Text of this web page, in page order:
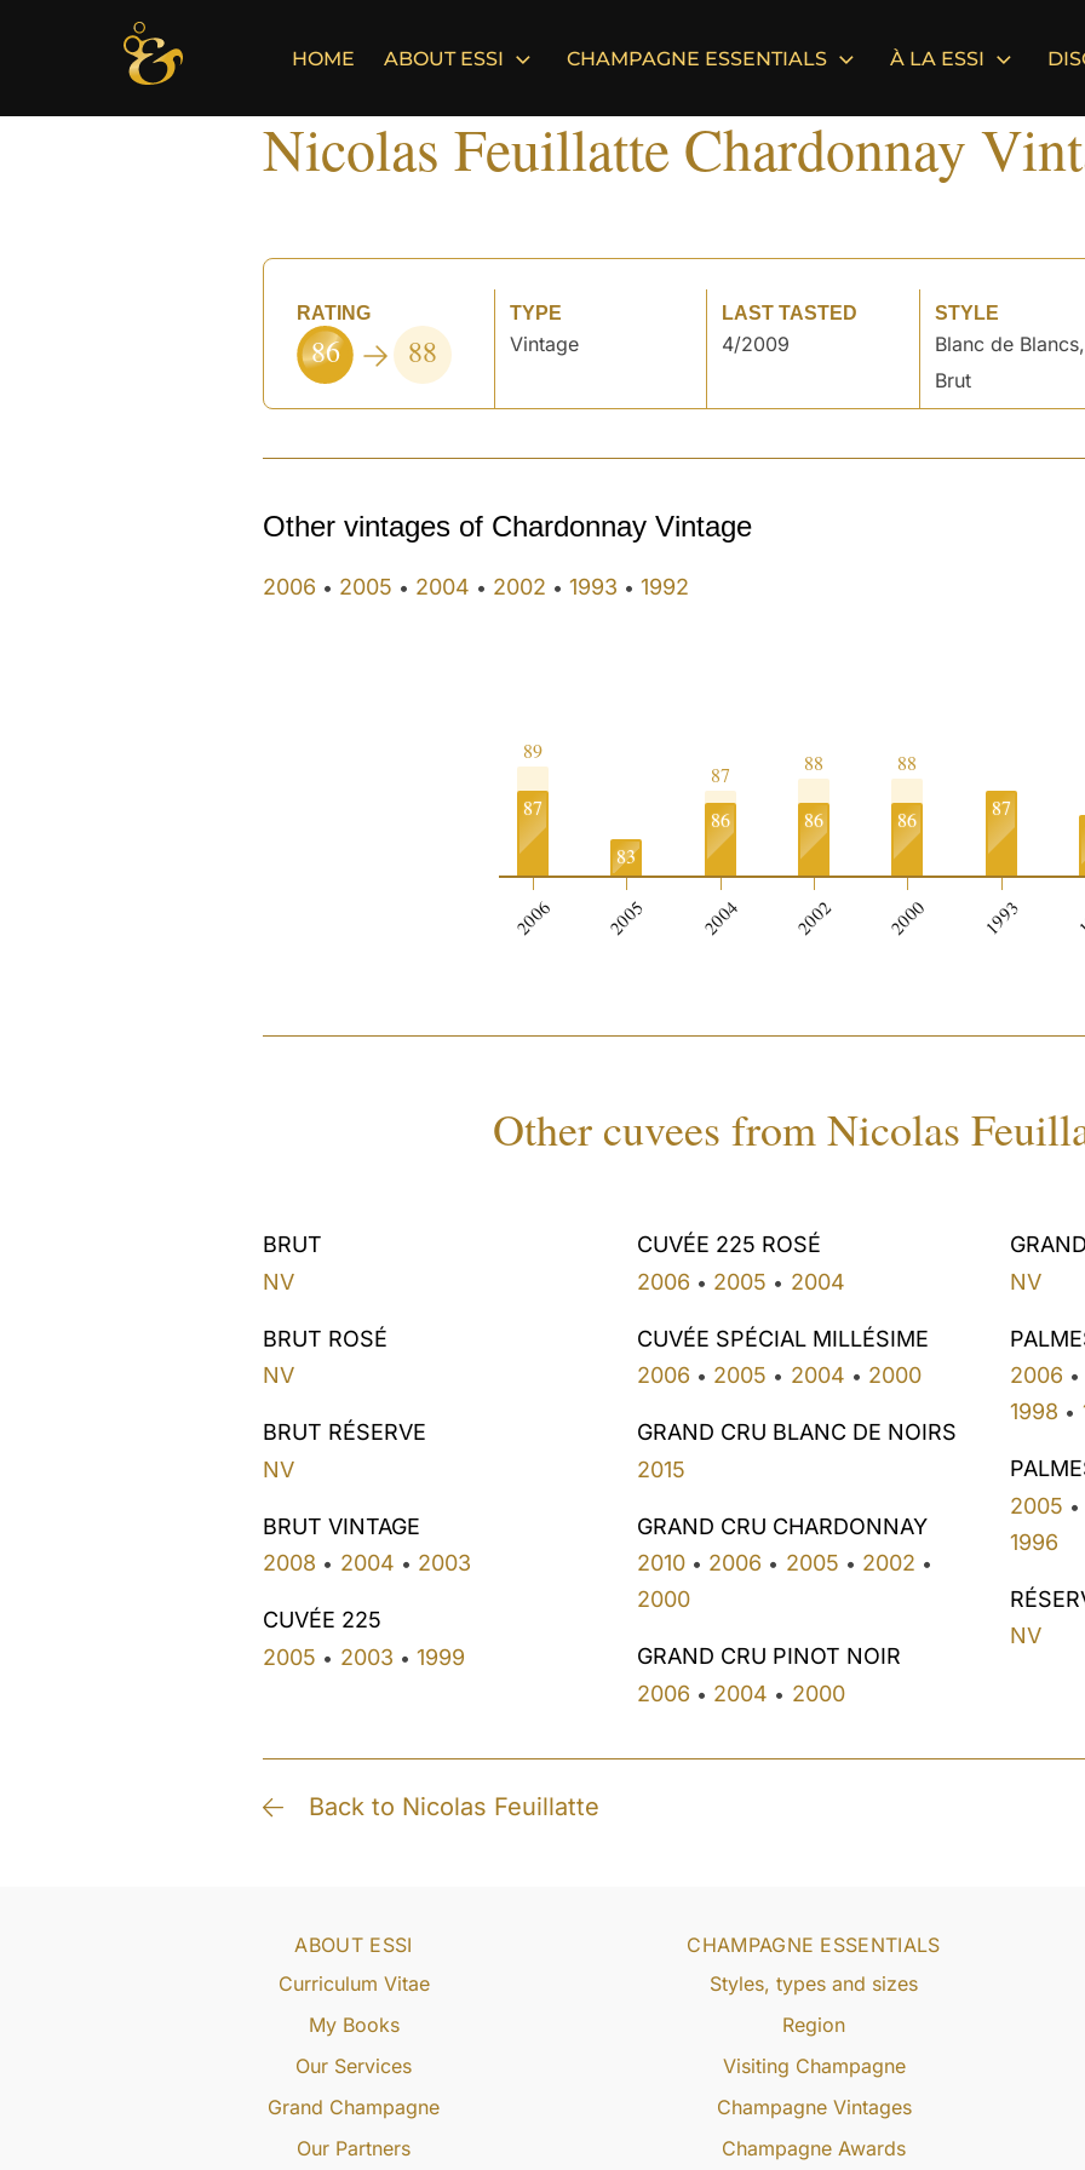
HOME ABOUT ESSI CHAMPAGNE ESSENTIALS À LA ESSI
Nicolas Feuillatte Chardonnay
RATING
86 88
TYPE
Vintage
LAST TASTED
4/2009
STYLE
Blanc de Blancs,
Brut
Other vintages of Chardonnay Vintage
2006 • 2005 • 2004 • 2002 • 1993 • 1992
89
87
2006
83
2005
87
86
2004
88
86
2002
88
86
2000
87
1993
Other cuvees from Nicolas
BRUT
NV
BRUT ROSÉ
NV
BRUT RÉSERVE
NV
BRUT VINTAGE
2008 • 2004 • 2003
CUVÉE 225
2005 • 2003 • 1999
CUVÉE 225 ROSÉ
2006 • 2005 • 2004
CUVÉE SPÉCIAL MILLÉSIME
2006 • 2005 • 2004 • 2000
GRAND CRU BLANC DE NOIRS
2015
GRAND CRU CHARDONNAY
2010• 2006 • 2005 • 2002 •
2000
GRAND CRU PINOT NOIR
2006 • 2004 • 2000
NV
2006 •
1998 •
2005 •
1996
NV
Back to Nicolas Feuillatte
ABOUT ESSI
Curriculum Vitae
My Books
Our Services
Grand Champagne
Our Partners
CHAMPAGNE ESSENTIALS
Styles, types and sizes
Region
Visiting Champagne
Champagne Vintages
Champagne Awards